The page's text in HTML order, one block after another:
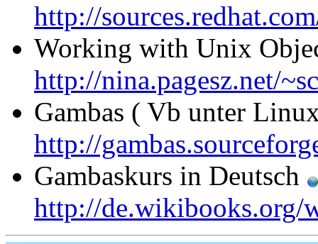
http://
Working with Unix
http://nina.pagesz.net/
Gambas ( Vb unter
http://
Gambaskurs in Deutsch
http://de.wikibooks.org/